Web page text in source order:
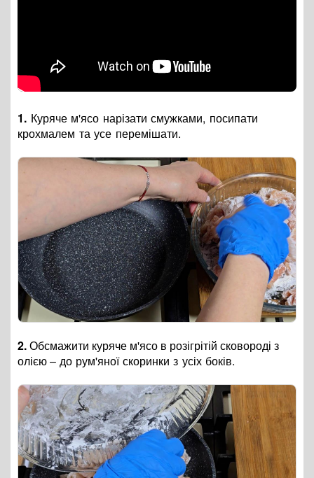
1. Куряче м'ясо нарізати смужками, посипати
крохмалем та усе перемішати.
2.Обсмажити куряче м'ясо в розігрітій сковороді з
олією– до рум'яної скоринки з усіх боків.